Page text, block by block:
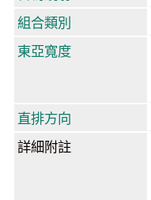
組合類別
東亞寬度
直排方向
詳細附註